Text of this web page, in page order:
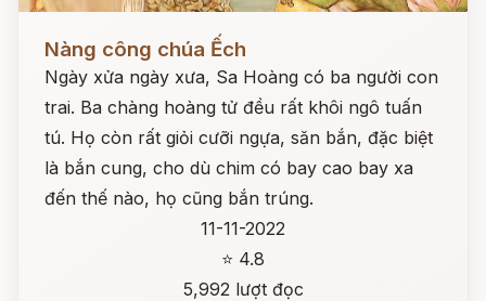
Nàng công chúa Ếch
Ngày xửa ngày xưa, Sa Hoàng có ba người con
trai. Ba chàng hoàng tử đều rất khôi ngô tuấn
tú. Họ còn rất giỏi cưỡi ngựa, săn bắn, đặc biệt
là bắn cung, cho dù chim có bay cao bay xa
đến thế nào, họ cũng bắn trúng.
11-11-2022
⭐ 4.8
5,992 lượt đọc